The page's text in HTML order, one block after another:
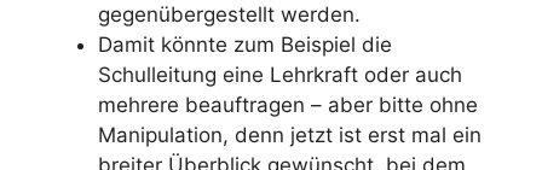
gegenübergestellt werden.
Damit könnte zum Beispiel die
Schulleitung eine Lehrkraft oder auch
mehrere beauftragen – aber bitte ohne
Manipulation, denn jetzt ist erst mal ein
breiter Überblick gewünscht, bei dem